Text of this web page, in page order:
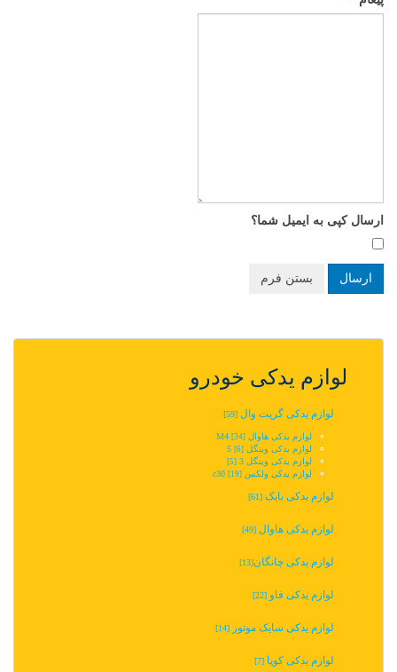
ارسال کپی به ایمیل شما؟
ارسال بستن فرم
لوازم یدکی خودرو
لوازم یدکی گریت وال [59]
لوازم یدکی هاوال M4 [34]
لوازم یدکی وینگل 5‬‎ [6]
لوازم یدکی وینگل 3 [5]
لوازم یدکی ولکس c30 [19]
لوازم یدکی بایک [61]
لوازم یدکی هاوال [49]
لوازم یدکی چانگان‬‎[13]
لوازم یدکی فاو [22]
لوازم یدکی سایک موتور [14]
لوازم یدکی کوپا [7]